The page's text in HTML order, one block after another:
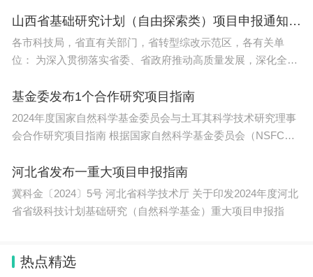
山西省基础研究计划（自由探索类）项目申报通知发布
各市科技局，省直有关部门，省转型综改示范区，各有关单
位： 为深入贯彻落实省委、省政府推动高质量发展，深化全方
基金委发布1个合作研究项目指南
2024年度国家自然科学基金委员会与土耳其科学技术研究理事
会合作研究项目指南 根据国家自然科学基金委员会（NSFC）
河北省发布一重大项目申报指南
冀科金〔2024〕5号 河北省科学技术厅 关于印发2024年度河北
省省级科技计划基础研究（自然科学基金）重大项目申报指
热点精选